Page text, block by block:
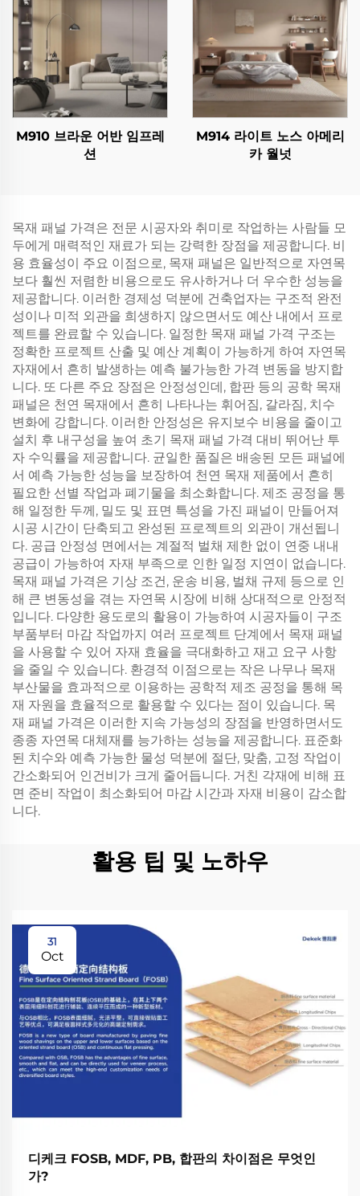
M910 브라운 어반 임프레
션
M914 라이트 노스 아메리
카 월넛
목재 패널 가격은 전문 시공자와 취미로 작업하는 사람들 모
두에게 매력적인 재료가 되는 강력한 장점을 제공합니다. 비
용 효율성이 주요 이점으로, 목재 패널은 일반적으로 자연목
보다 훨씬 저렴한 비용으로도 유사하거나 더 우수한 성능을
제공합니다. 이러한 경제성 덕분에 건축업자는 구조적 완전
성이나 미적 외관을 희생하지 않으면서도 예산 내에서 프로
젝트를 완료할 수 있습니다. 일정한 목재 패널 가격 구조는
정확한 프로젝트 산출 및 예산 계획이 가능하게 하여 자연목
자재에서 흔히 발생하는 예측 불가능한 가격 변동을 방지합
니다. 또 다른 주요 장점은 안정성인데, 합판 등의 공학 목재
패널은 천연 목재에서 흔히 나타나는 휘어짐, 갈라짐, 치수
변화에 강합니다. 이러한 안정성은 유지보수 비용을 줄이고
설치 후 내구성을 높여 초기 목재 패널 가격 대비 뛰어난 투
자 수익률을 제공합니다. 균일한 품질은 배송된 모든 패널에
서 예측 가능한 성능을 보장하여 천연 목재 제품에서 흔히
필요한 선별 작업과 폐기물을 최소화합니다. 제조 공정을 통
해 일정한 두께, 밀도 및 표면 특성을 가진 패널이 만들어져
시공 시간이 단축되고 완성된 프로젝트의 외관이 개선됩니
다. 공급 안정성 면에서는 계절적 벌채 제한 없이 연중 내내
공급이 가능하여 자재 부족으로 인한 일정 지연이 없습니다.
목재 패널 가격은 기상 조건, 운송 비용, 벌채 규제 등으로 인
해 큰 변동성을 겪는 자연목 시장에 비해 상대적으로 안정적
입니다. 다양한 용도로의 활용이 가능하여 시공자들이 구조
부품부터 마감 작업까지 여러 프로젝트 단계에서 목재 패널
을 사용할 수 있어 자재 효율을 극대화하고 재고 요구 사항
을 줄일 수 있습니다. 환경적 이점으로는 작은 나무나 목재
부산물을 효과적으로 이용하는 공학적 제조 공정을 통해 목
재 자원을 효율적으로 활용할 수 있다는 점이 있습니다. 목
재 패널 가격은 이러한 지속 가능성의 장점을 반영하면서도
종종 자연목 대체재를 능가하는 성능을 제공합니다. 표준화
된 치수와 예측 가능한 물성 덕분에 절단, 맞춤, 고정 작업이
간소화되어 인건비가 크게 줄어듭니다. 거친 각재에 비해 표
면 준비 작업이 최소화되어 마감 시간과 자재 비용이 감소합
니다.
활용 팁 및 노하우
31
Oct
디케크 FOSB, MDF, PB, 합판의 차이점은 무엇인
가?